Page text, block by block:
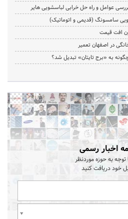
عوامل و راه حل خرابی لباسشویی هایر
سامسونگ (قدیمی و اتوماتیک)
افت قیمت
به «برج تایتان» تبدیل شد؟
اخبار رسمی
توجه به حوزه موردنظر
خود دریافت کنید